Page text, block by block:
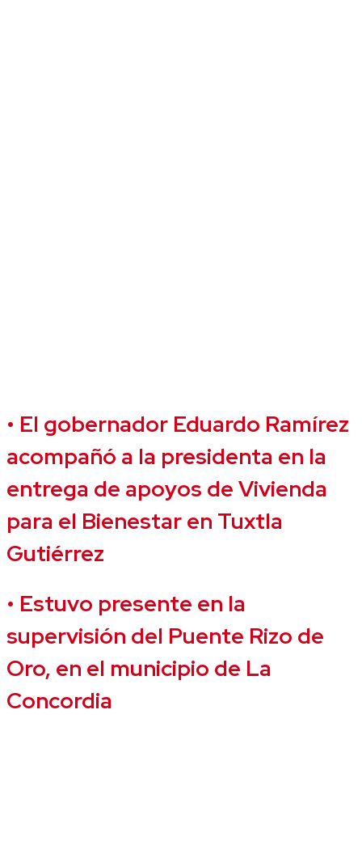
• El gobernador Eduardo Ramírez
acompañó a la presidenta en la
entrega de apoyos de Vivienda
para el Bienestar en Tuxtla
Gutiérrez
• Estuvo presente en la
supervisión del Puente Rizo de
Oro, en el municipio de La
Concordia